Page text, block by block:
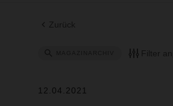
Zurück
Filter
12.04.2021